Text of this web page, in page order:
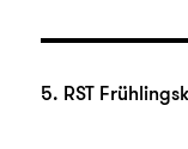
5. RST